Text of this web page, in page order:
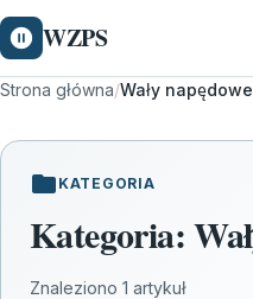
WZPS
Strona główna/Wały napędowe
KATEGORIA
Kategoria:
Znaleziono 1 artykuł